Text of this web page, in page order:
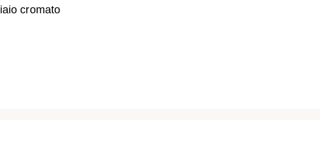
cromato